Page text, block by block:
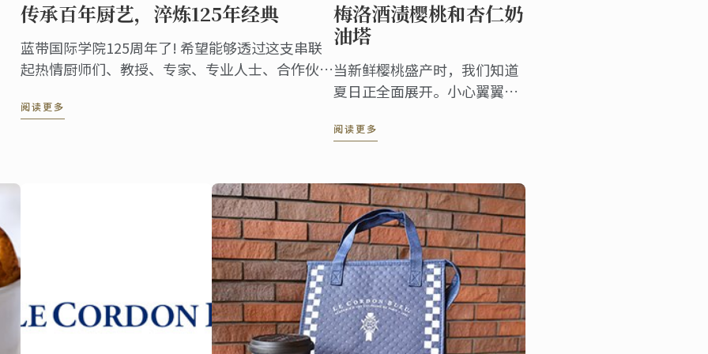
传承百年厨艺，淬炼125年经典
蓝带国际学院125周年了! 希望能够透过这支串联
起热情厨师们、教授、专家、专业人士、合作伙
庆美好的一刻!
阅读更多
梅洛酒渍樱桃和杏仁奶
油塔
当新鲜樱桃盛产时，我们知道
夏日正全面展开。小心翼翼的
成后排列在杏仁奶油塔上展现
阅读更多